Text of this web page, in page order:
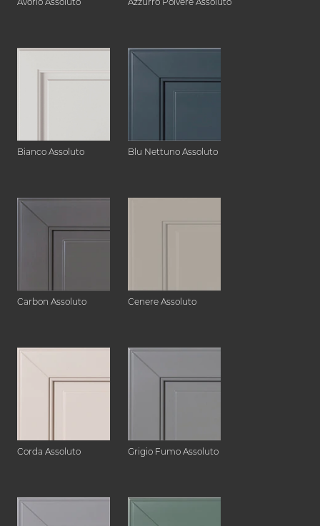
Bianco Assoluto Blu Nettuno Assoluto
Carbon Assoluto Cenere Assoluto
Corda Assoluto Grigio Fumo Assoluto